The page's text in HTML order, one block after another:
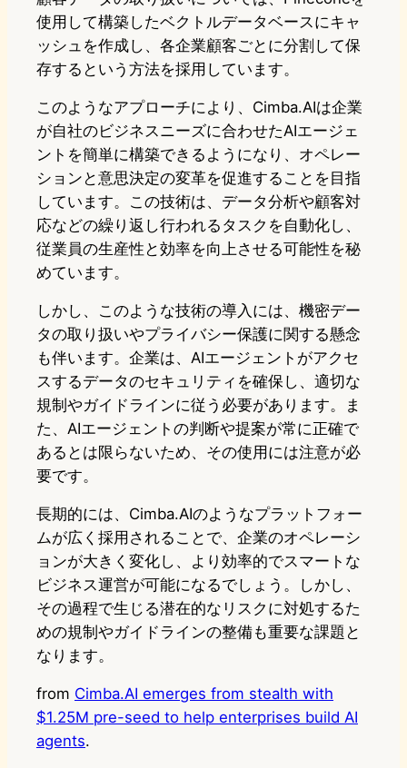
使用して構築したベクトルデータベースにキャ
ッシュを作成し、各企業顧客ごとに分割して保
存するという方法を採用しています。
このようなアプローチにより、Cimba.AIは企業
が自社のビジネスニーズに合わせたAIエージェ
ントを簡単に構築できるようになり、オペレー
ションと意思決定の変革を促進することを目指
しています。この技術は、データ分析や顧客対
応などの繰り返し行われるタスクを自動化し、
従業員の生産性と効率を向上させる可能性を秘
めています。
しかし、このような技術の導入には、機密デー
タの取り扱いやプライバシー保護に関する懸念
も伴います。企業は、AIエージェントがアクセ
スするデータのセキュリティを確保し、適切な
規制やガイドラインに従う必要があります。ま
た、AIエージェントの判断や提案が常に正確で
あるとは限らないため、その使用には注意が必
要です。
長期的には、Cimba.AIのようなプラットフォー
ムが広く採用されることで、企業のオペレーシ
ョンが大きく変化し、より効率的でスマートな
ビジネス運営が可能になるでしょう。しかし、
その過程で生じる潜在的なリスクに対処するた
めの規制やガイドラインの整備も重要な課題と
なります。
from Cimba.AI emerges from stealth with
$1.25M pre-seed to help enterprises build AI
agents.